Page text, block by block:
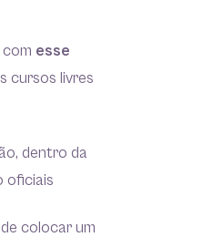
esse
cursos livres
dentro da
oficiais
colocar um